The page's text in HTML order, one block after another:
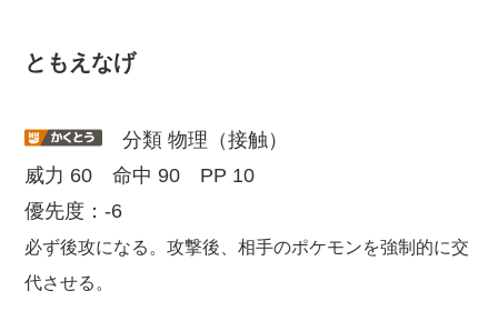
ともえなげ
分類 物理（接触）
威力 60 命中 90 PP 10
優先度：-6
必ず後攻になる。攻撃後、相手のポケモンを強制的に交
代させる。